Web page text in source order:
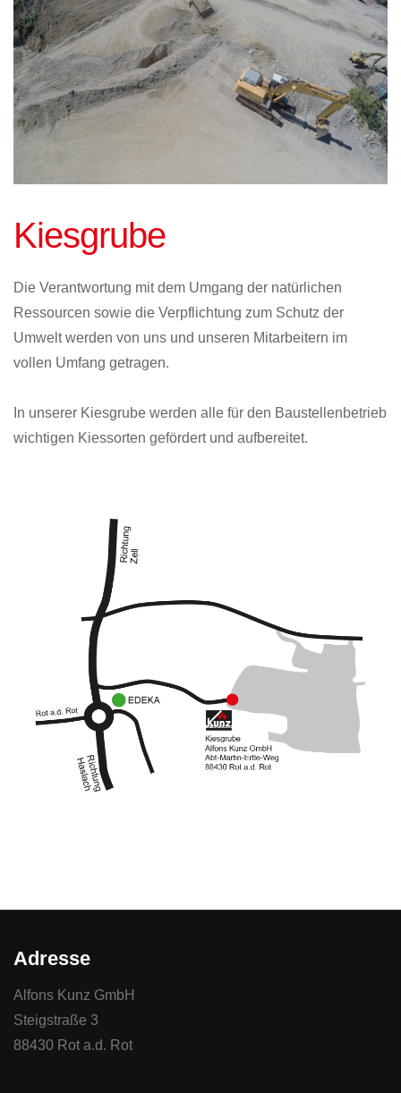
Kiesgrube
Die Verantwortung mit dem Umgang der natürlichen
Ressourcen sowie die Verpflichtung zum Schutz der
Umwelt werden von uns und unseren Mitarbeitern im
vollen Umfang getragen.
In unserer Kiesgrube werden alle für den Baustellenbetrieb
wichtigen Kiessorten gefördert und aufbereitet.
Adresse
Alfons Kunz GmbH
Steigstraße 3
88430 Rot a.d. Rot